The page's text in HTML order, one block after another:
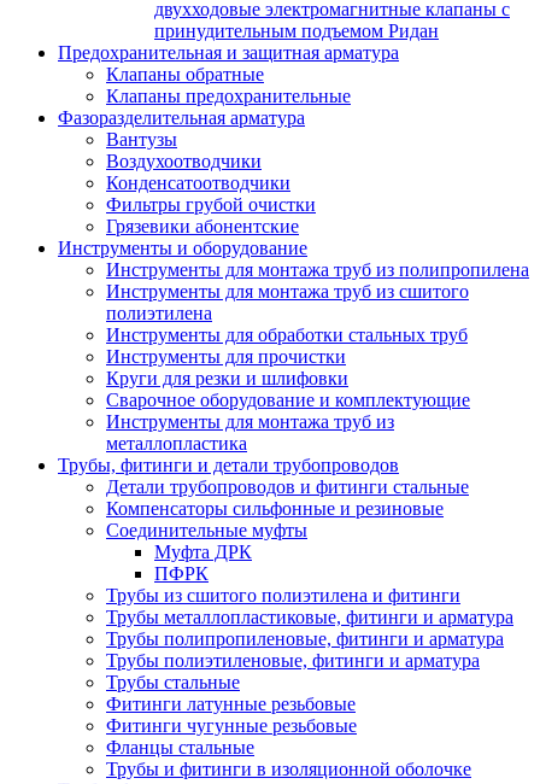
двухходовые электромагнитные клапаны с
принудительным подъемом Ридан
Предохранительная и защитная арматура
Клапаны обратные
Клапаны предохранительные
Фазоразделительная арматура
Вантузы
Воздухоотводчики
Конденсатоотводчики
Фильтры грубой очистки
Грязевики абонентские
Инструменты и оборудование
Инструменты для монтажа труб из полипропилена
Инструменты для монтажа труб из сшитого
полиэтилена
Инструменты для обработки стальных труб
Инструменты для прочистки
Круги для резки и шлифовки
Сварочное оборудование и комплектующие
Инструменты для монтажа труб из
металлопластика
Трубы, фитинги и детали трубопроводов
Детали трубопроводов и фитинги стальные
Компенсаторы сильфонные и резиновые
Соединительные муфты
Муфта ДРК
ПФРК
Трубы из сшитого полиэтилена и фитинги
Трубы металлопластиковые, фитинги и арматура
Трубы полипропиленовые, фитинги и арматура
Трубы полиэтиленовые, фитинги и арматура
Трубы стальные
Фитинги латунные резьбовые
Фитинги чугунные резьбовые
Фланцы стальные
Трубы и фитинги в изоляционной оболочке